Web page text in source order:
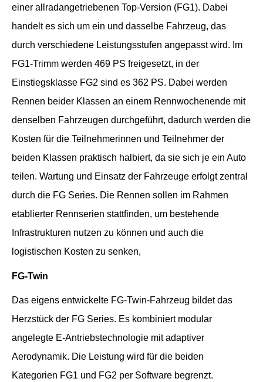
einer allradangetriebenen Top-Version (FG1). Dabei
handelt es sich um ein und dasselbe Fahrzeug, das
durch verschiedene Leistungsstufen angepasst wird. Im
FG1-Trimm werden 469 PS freigesetzt, in der
Einstiegsklasse FG2 sind es 362 PS. Dabei werden
Rennen beider Klassen an einem Rennwochenende mit
denselben Fahrzeugen durchgeführt, dadurch werden die
Kosten für die Teilnehmerinnen und Teilnehmer der
beiden Klassen praktisch halbiert, da sie sich je ein Auto
teilen. Wartung und Einsatz der Fahrzeuge erfolgt zentral
durch die FG Series. Die Rennen sollen im Rahmen
etablierter Rennserien stattfinden, um bestehende
Infrastrukturen nutzen zu können und auch die
logistischen Kosten zu senken,
FG-Twin
Das eigens entwickelte FG-Twin-Fahrzeug bildet das
Herzstück der FG Series. Es kombiniert modular
angelegte E-Antriebstechnologie mit adaptiver
Aerodynamik. Die Leistung wird für die beiden
Kategorien FG1 und FG2 per Software begrenzt.